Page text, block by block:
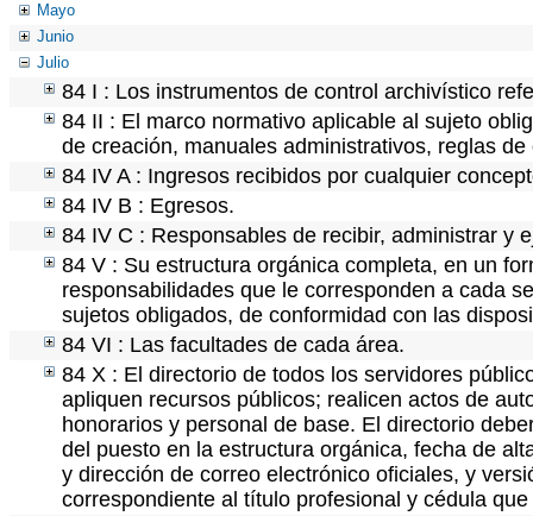
Mayo
Junio
Julio
84 I : Los instrumentos de control archivístico
84 II : El marco normativo aplicable al sujeto
de creación, manuales administrativos, reglas
84 IV A : Ingresos recibidos por cualquier
84 IV B : Egresos.
84 IV C : Responsables de recibir, administrar y
84 V : Su estructura orgánica completa, en un
responsabilidades que le corresponden a cada
sujetos obligados, de conformidad con las
84 VI : Las facultades de cada área.
84 X : El directorio de todos los servidores
apliquen recursos públicos; realicen actos de
honorarios y personal de base. El directorio
del puesto en la estructura orgánica, fecha de
y dirección de correo electrónico oficiales, y
correspondiente al título profesional y cédula